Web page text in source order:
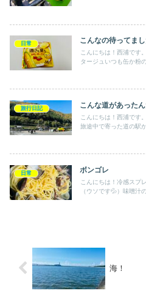
日常 こんなの待ってまし
こんにちは！西浦です
タージュいつも缶か粉
旅行日記 こんな道があったん
こんにちは！西浦です
旅途中で寄った道の駅
日常 ボンゴレ
こんにちは！冷感スプ
（ウソです💦）味噌汁
海！